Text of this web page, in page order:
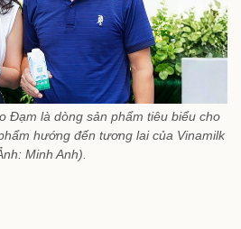
Đạm là dòng sản phẩm tiêu biểu cho
hướng đến tương lai của Vinamilk
Minh Anh).